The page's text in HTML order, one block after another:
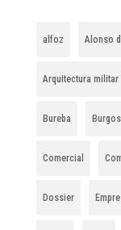
alfoz Alonso
Arquitectura militar
Bureba Burgos
Comercial
Dossier